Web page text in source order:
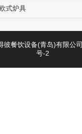
欧式炉具
餐饮设备(青岛)有限公司
号-2